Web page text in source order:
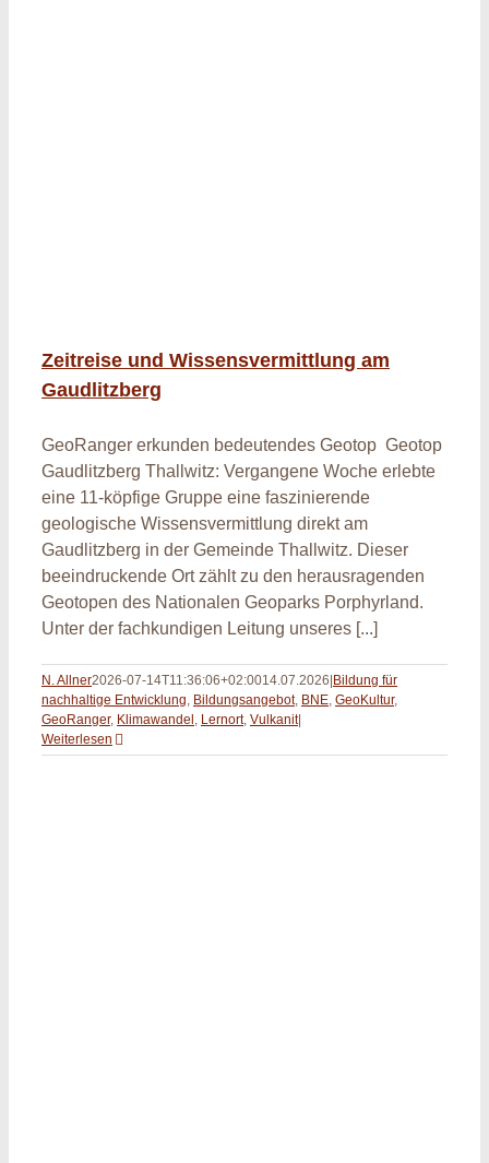
Zeitreise und Wissensvermittlung am
Gaudlitzberg
GeoRanger erkunden bedeutendes Geotop Geotop
Gaudlitzberg Thallwitz: Vergangene Woche erlebte
eine 11-köpfige Gruppe eine faszinierende
geologische Wissensvermittlung direkt am
Gaudlitzberg in der Gemeinde Thallwitz. Dieser
beeindruckende Ort zählt zu den herausragenden
Geotopen des Nationalen Geoparks Porphyrland.
Unter der fachkundigen Leitung unseres [...]
N. Allner2026-07-14T11:36:06+02:0014.07.2026|Bildung für
nachhaltige Entwicklung Bildungsangebot, BNE GeoKultur,
GeoRanger, Klimawandel Lernort, Vulkanit|
Weiterlesen